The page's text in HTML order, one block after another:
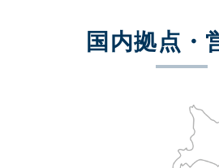
国内拠点・